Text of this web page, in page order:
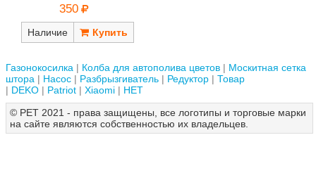
350
Наличие
Газонокосилка Колба для автополива цветов
Москитная сетка
штора
Насос Разбрызгиватель Редуктор
Товар
DEKO
Patriot Xiaomi
НЕТ
© РЕТ 2021 - права защищены, все логотипы и торговые марки
на сайте являются собственностью их владельцев.